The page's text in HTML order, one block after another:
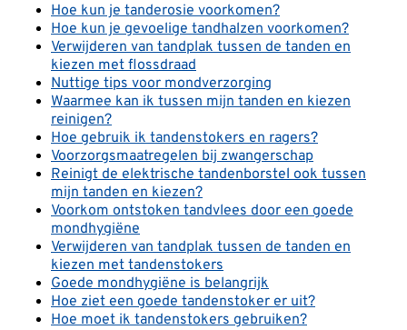
Hoe kun je tanderosie voorkomen?
Hoe kun je gevoelige tandhalzen voorkomen?
Verwijderen van tandplak tussen de tanden en
kiezen met flossdraad
Nuttige tips voor mondverzorging
Waarmee kan ik tussen mijn tanden en kiezen
reinigen?
Hoe gebruik ik tandenstokers en ragers?
Voorzorgsmaatregelen bij zwangerschap
Reinigt de elektrische tandenborstel ook tussen
mijn tanden en kiezen?
Voorkom ontstoken tandvlees door een goede
mondhygiëne
Verwijderen van tandplak tussen de tanden en
kiezen met tandenstokers
Goede mondhygiëne is belangrijk
Hoe ziet een goede tandenstoker er uit?
Hoe moet ik tandenstokers gebruiken?